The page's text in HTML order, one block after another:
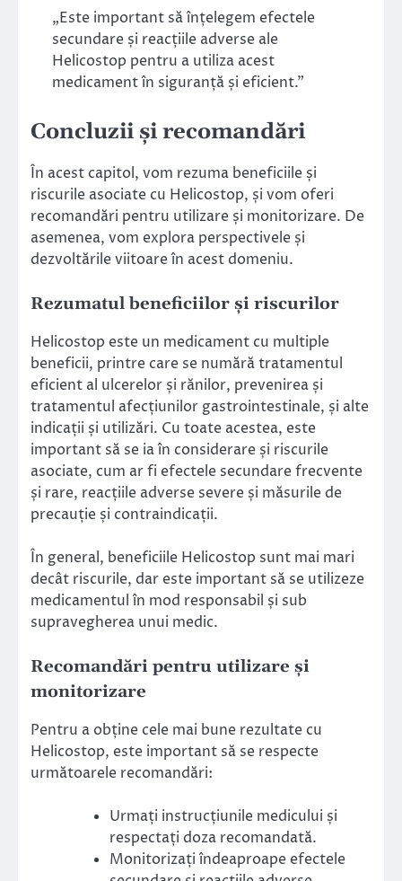
„Este important să înțelegem efectele
secundare și reacțiile adverse ale
Helicostop pentru a utiliza acest
medicament în siguranță și eficient.”
Concluzii și recomandări
În acest capitol, vom rezuma beneficiile și
riscurile asociate cu Helicostop, și vom oferi
recomandări pentru utilizare și monitorizare. De
asemenea, vom explora perspectivele și
dezvoltările viitoare în acest domeniu.
Rezumatul beneficiilor și riscurilor
Helicostop este un medicament cu multiple
beneficii, printre care se numără tratamentul
eficient al ulcerelor și rănilor, prevenirea și
tratamentul afecțiunilor gastrointestinale, și alte
indicații și utilizări. Cu toate acestea, este
important să se ia în considerare și riscurile
asociate, cum ar fi efectele secundare frecvente
și rare, reacțiile adverse severe și măsurile de
precauție și contraindicații.
În general, beneficiile Helicostop sunt mai mari
decât riscurile, dar este important să se utilizeze
medicamentul în mod responsabil și sub
supravegherea unui medic.
Recomandări pentru utilizare și
monitorizare
Pentru a obține cele mai bune rezultate cu
Helicostop, este important să se respecte
următoarele recomandări:
Urmați instrucțiunile medicului și
respectați doza recomandată.
Monitorizați îndeaproape efectele